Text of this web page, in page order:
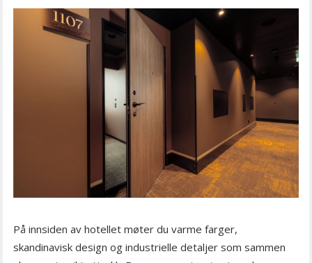
På innsiden av hotellet møter du varme farger,
skandinavisk design og industrielle detaljer som sammen